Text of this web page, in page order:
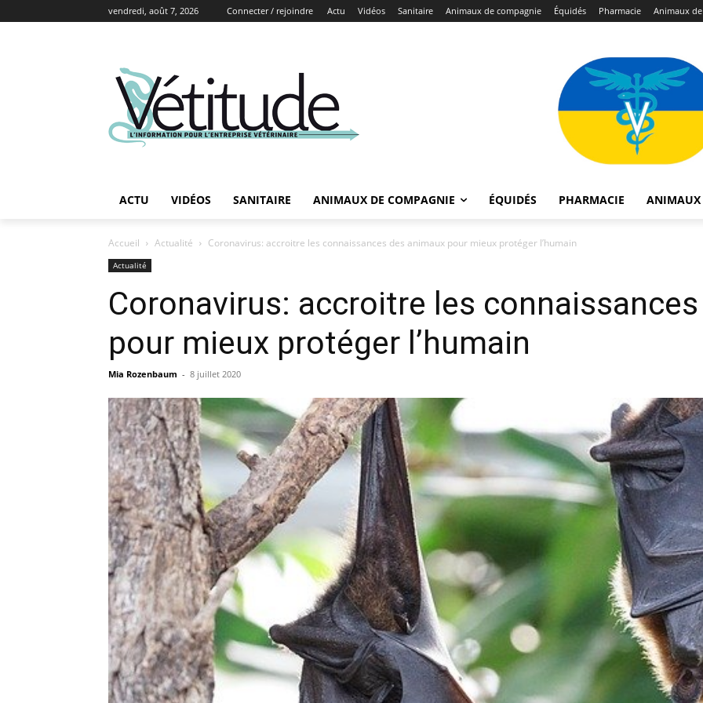
vendredi, août 7, 2026 Connecter / rejoindre Actu Vidéos Sanitaire Animaux de compagnie Équidés Pharmacie Animaux
ACTU VIDÉOS SANITAIRE ANIMAUX DE COMPAGNIE ÉQUIDÉS PHARMACIE ANIMAUX
Accueil Actualité Coronavirus: accroitre les connaissances des animaux pour mieux protéger l’humain
Actualité
Coronavirus: accroitre les
pour mieux protéger l’humain
Mia Rozenbaum - 8 juillet 2020